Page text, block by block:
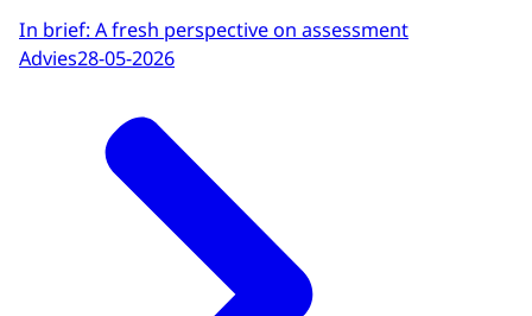
In brief: A fresh perspective on assessment
Advies28-05-2026